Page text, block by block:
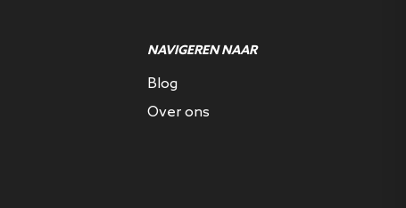
NAVIGEREN NAAR
Blog
Over ons